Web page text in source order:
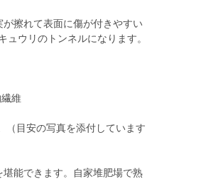
擦れて表面に傷が付きやすい
ウリのトンネルになります。
維
（目安の写真を添付しています
能できます。自家堆肥場で熟